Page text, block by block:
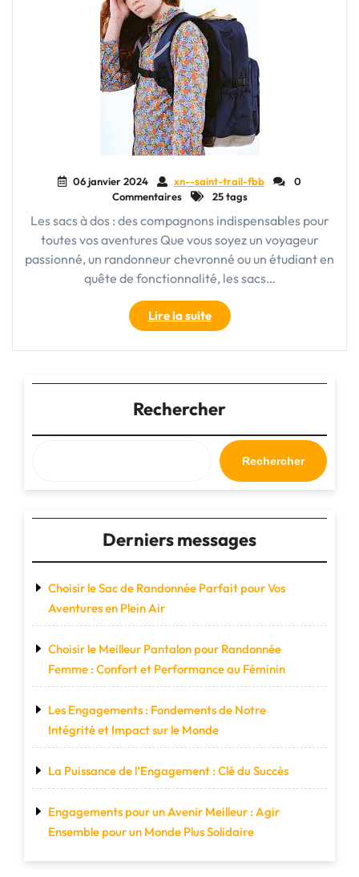
06 janvier 2024 xn--saint-trail-fbb
0
Commentaires
25 tags
Les sacs à dos : des compagnons indispensables pour
toutes vos aventures Que vous soyez un voyageur
passionné, un randonneur chevronné ou un étudiant en
quête de fonctionnalité, les sacs…
Lire la suite"Les
sacs
à
:
des
alliés
indispensables
pour
vos
Rechercher
Rechercher
Derniers messages
Choisir le Sac de Randonnée Parfait pour Vos
Aventures en Plein Air
Choisir le Meilleur Pantalon pour Randonnée
Femme : Confort et Performance au Féminin
Les Engagements : Fondements de Notre
Intégrité et Impact sur le Monde
La Puissance de l’Engagement : Clé du Succès
Engagements pour un Avenir Meilleur : Agir
Ensemble pour un Monde Plus Solidaire